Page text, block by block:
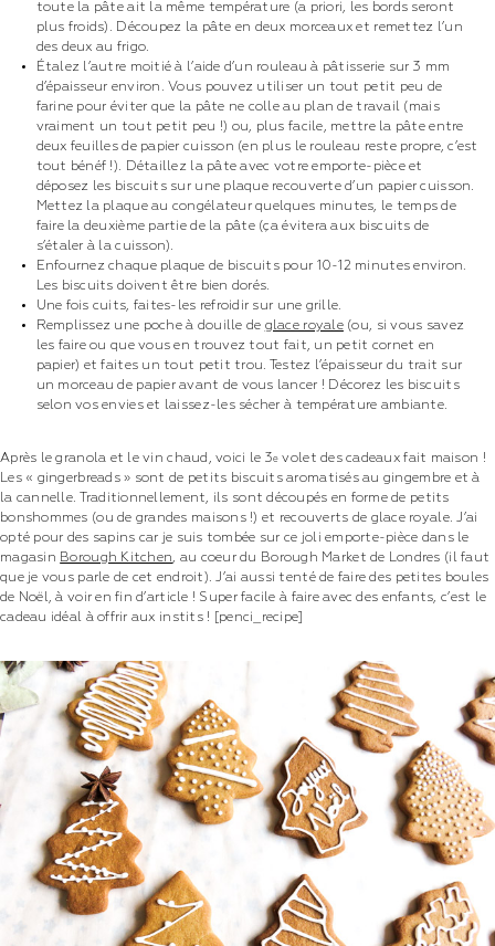
toute la pâte ait la même température (a priori, les bords seront
plus froids). Découpez la pâte en deux morceaux et remettez l’un
des deux au frigo.
Étalez l’autre moitié à l’aide d’un rouleau à pâtisserie sur 3 mm
d’épaisseur environ. Vous pouvez utiliser un tout petit peu de
farine pour éviter que la pâte ne colle au plan de travail (mais
vraiment un tout petit peu !) ou, plus facile, mettre la pâte entre
deux feuilles de papier cuisson (en plus le rouleau reste propre, c’est
tout bénéf !). Détaillez la pâte avec votre emporte-pièce et
déposez les biscuits sur une plaque recouverte d’un papier cuisson.
Mettez la plaque au congélateur quelques minutes, le temps de
faire la deuxième partie de la pâte (ça évitera aux biscuits de
s’étaler à la cuisson).
Enfournez chaque plaque de biscuits pour 10-12 minutes environ.
Les biscuits doivent être bien dorés.
Une fois cuits, faites-les refroidir sur une grille.
Remplissez une poche à douille de glace royale(ou, si vous savez
les faire ou que vous en trouvez tout fait, un petit cornet en
papier) et faites un tout petit trou. Testez l’épaisseur du trait sur
un morceau de papier avant de vous lancer ! Décorez les biscuits
selon vos envies et laissez-les sécher à température ambiante.
Après le granola et le vin chaud, voici le 3e volet des cadeaux fait maison !
Les « gingerbreads » sont de petits biscuits aromatisés au gingembre et à
la cannelle. Traditionnellement, ils sont découpés en forme de petits
bonshommes (ou de grandes maisons !) et recouverts de glace royale. J’ai
opté pour des sapins car je suis tombée sur ce joli emporte-pièce dans le
magasin Borough Kitchen, au coeur du Borough Market de Londres (il faut
que je vous parle de cet endroit). J’ai aussi tenté de faire des petites boules
de Noël, à voir en fin d’article ! Super facile à faire avec des enfants, c’est le
cadeau idéal à offrir aux instits !
[penci_recipe]